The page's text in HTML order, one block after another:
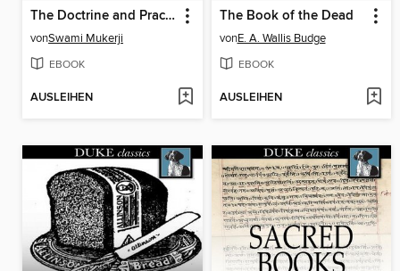
The Doctrine and Practice of Yoga
vonSwami Mukerji
EBOOK
AUSLEIHEN
The Book of the Dead
vonE. A. Wallis Budge
EBOOK
AUSLEIHEN